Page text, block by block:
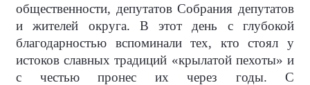
общественности, депутатов Собрания депутатов
и жителей округа. В этот день с глубокой
благодарностью вспоминали тех, кто стоял у
истоков славных традиций «крылатой пехоты» и
с честью пронес их через годы. С